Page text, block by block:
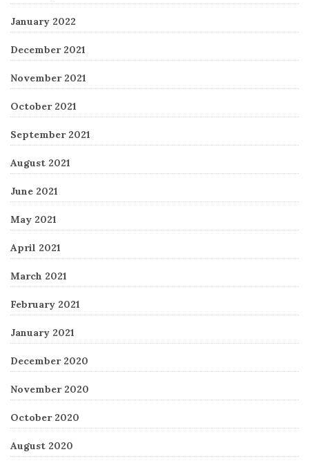
January 2022
December 2021
November 2021
October 2021
September 2021
August 2021
June 2021
May 2021
April 2021
March 2021
February 2021
January 2021
December 2020
November 2020
October 2020
August 2020